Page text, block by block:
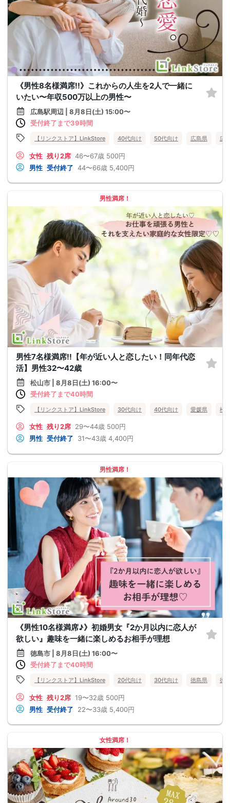
《男性8名様満席!!》これからの人生を2人で一緒に
いたい〜年収500万以上の男性〜
広島駅周辺 | 8月8日(土) 15:00〜
受付終了まで39時間
【リンクストア】LinkStore 40代向け 50代向け 広島県 広
女性 残り2席 46〜67歳 500円
男性 受付終了 44〜66歳 5,400円
男性満席！
男性7名様満席!!【年が近い人と恋したい！同年代恋
活】男性32〜42歳
松山市 | 8月8日(土) 16:00〜
受付終了まで40時間
【リンクストア】LinkStore 30代向け 40代向け 愛媛県 松
女性 残り2席 29〜44歳 500円
男性 受付終了 31〜43歳 4,400円
男性満席！
《男性10名様満席♪》初婚男女『2か月以内に恋人が
欲しい』趣味を一緒に楽しめるお相手が理想
徳島市 | 8月8日(土) 16:00〜
受付終了まで40時間
【リンクストア】LinkStore 20代向け 30代向け 徳島県 徳
女性 残り2席 19〜32歳 500円
男性 受付終了 22〜33歳 5,400円
女性満席！